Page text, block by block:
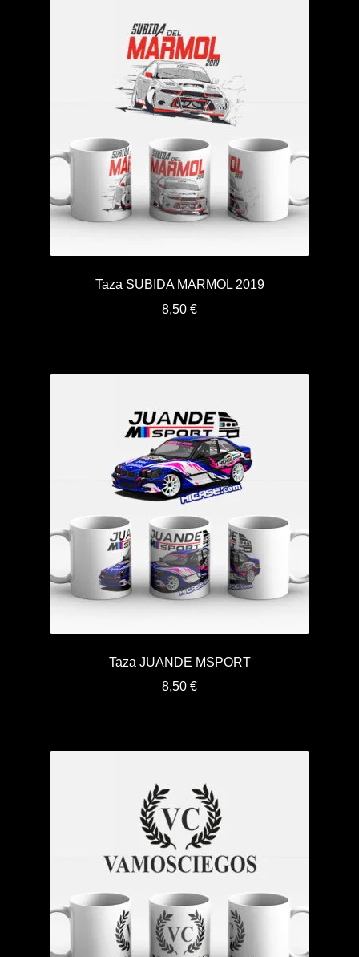
Taza SUBIDA MARMOL 2019
8,50 €
Taza JUANDE MSPORT
8,50 €